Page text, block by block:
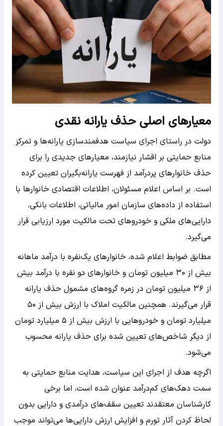
معیارهای اصلی حذف یارانه نقدی
دولت در راستای اجرای سیاست هدفمند‌سازی یارانه‌ها و تمرکز
منابع حمایتی بر اقشار نیازمند، معیارهای جدیدی را برای
حذف خانوارهای پردرآمد از فهرست یارانه‌بگیران تعیین کرده
است. بر اساس اعلام مسئولان، اطلاعات اقتصادی خانوارها با
استفاده از داده‌های سازمان امور مالیاتی، اطلاعات بانکی،
دارایی‌های ملکی و خودروهای تحت مالکیت مورد ارزیابی قرار
می‌گیرد.
مطابق ضوابط اعلام شده، خانوارهای یک‌نفره با درآمد ماهانه
بیش از ۳۰ میلیون تومان و خانوارهای دو نفره با درآمد بیش
از ۳۶ میلیون تومان در زمره گروه‌های مشمول حذف یارانه
قرار می‌گیرند. همچنین مالکیت املاک با ارزش بیش از ۵۰
میلیارد تومان و خودروهایی با ارزش بیش از ۵ میلیارد تومان
از دیگر شاخص‌های تعیین شده برای حذف یارانه محسوب
می‌شود.
اگرچه هدف از اجرای این سیاست، هدایت منابع حمایتی به
سمت دهک‌های کم‌درآمد عنوان شده است، اما برخی
کارشناسان معتقدند تعیین سقف‌های درآمدی و دارایی بدون
لحاظ کردن آثار تورم و افزایش ارزش دارایی‌ها می‌تواند موجب